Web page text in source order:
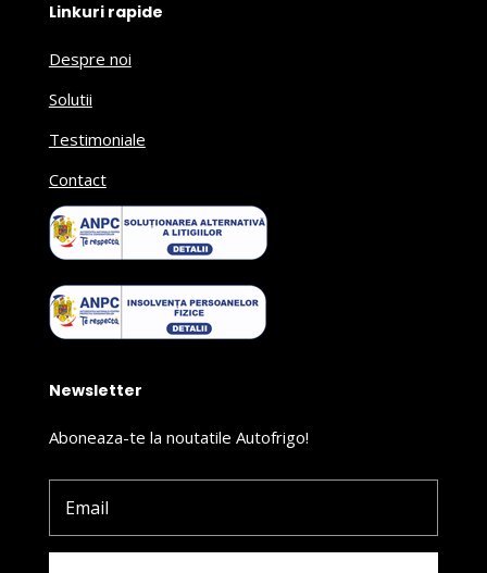
Linkuri rapide
Despre noi
Solutii
Testimoniale
Contact
Newsletter
Aboneaza-te la noutatile Autofrigo!